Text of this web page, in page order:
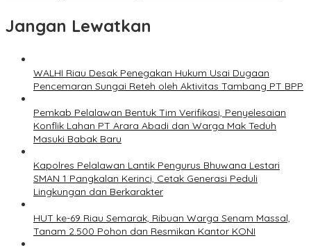
Jangan Lewatkan
WALHI Riau Desak Penegakan Hukum Usai Dugaan
Pencemaran Sungai Reteh oleh Aktivitas Tambang PT BPP
Pemkab Pelalawan Bentuk Tim Verifikasi, Penyelesaian
Konflik Lahan PT Arara Abadi dan Warga Mak Teduh
Masuki Babak Baru
Kapolres Pelalawan Lantik Pengurus Bhuwana Lestari
SMAN 1 Pangkalan Kerinci, Cetak Generasi Peduli
Lingkungan dan Berkarakter
HUT ke-69 Riau Semarak, Ribuan Warga Senam Massal,
Tanam 2.500 Pohon dan Resmikan Kantor KONI